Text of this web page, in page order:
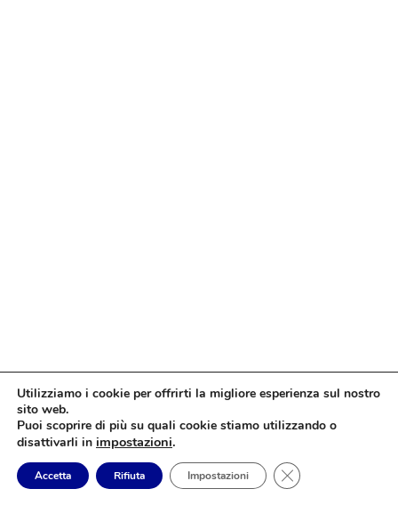
Utilizziamo i cookie per offrirti la migliore esperienza sul nostro
sito web.
Puoi scoprire di più su quali cookie stiamo utilizzando o
disattivarli in impostazioni.
Accetta Rifiuta Impostazioni Close GDPR